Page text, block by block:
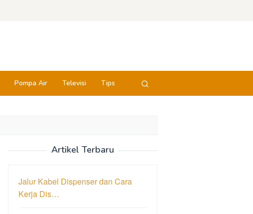
Pompa Air Televisi Tips
Artikel Terbaru
Jalur Kabel Dispenser dan Cara
Kerja Dis…